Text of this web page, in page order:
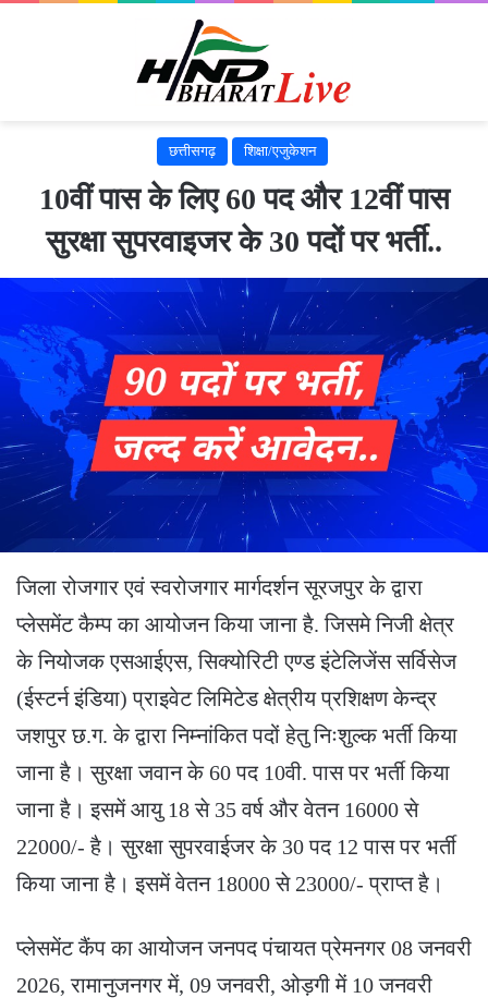
छत्तीसगढ़ शिक्षा/एजुकेशन
10वीं पास के लिए 60 पद और 12वीं पास
सुरक्षा सुपरवाइजर के 30 पदों पर भर्ती..
जिला रोजगार एवं स्वरोजगार मार्गदर्शन सूरजपुर के द्वारा
प्लेसमेंट कैम्प का आयोजन किया जाना है. जिसमे निजी क्षेत्र
के नियोजक एसआईएस, सिक्योरिटी एण्ड इंटेलिजेंस सर्विसेज
(ईस्टर्न इंडिया) प्राइवेट लिमिटेड क्षेत्रीय प्रशिक्षण केन्द्र
जशपुर छ.ग. के द्वारा निम्नांकित पदों हेतु निःशुल्क भर्ती किया
जाना है। सुरक्षा जवान के 60 पद 10वी. पास पर भर्ती किया
जाना है। इसमें आयु 18 से 35 वर्ष और वेतन 16000 से
22000/- है। सुरक्षा सुपरवाईजर के 30 पद 12 पास पर भर्ती
किया जाना है। इसमें वेतन 18000 से 23000/- प्राप्त है।
प्लेसमेंट कैंप का आयोजन जनपद पंचायत प्रेमनगर 08 जनवरी
2026, रामानुजनगर में, 09 जनवरी, ओड़गी में 10 जनवरी